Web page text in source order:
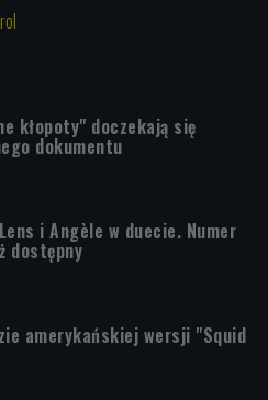
kłopoty" doczekają się
dokumentu
i Angèle w duecie. Numer
dostępny
amerykańskiej wersji "Squid